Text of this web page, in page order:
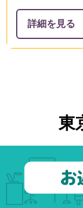
したいし、友
ました！
詳細を見る
東